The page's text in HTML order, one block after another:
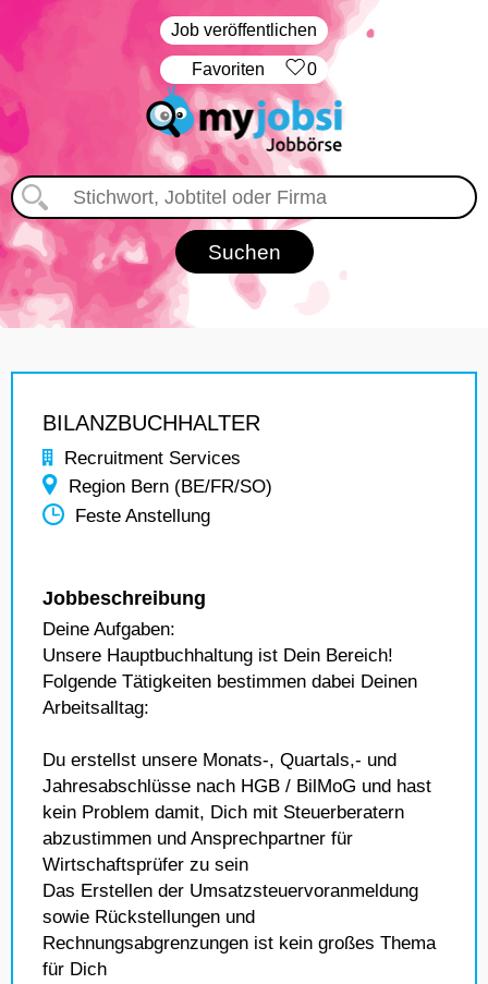
Job veröffentlichen
‏Favoriten 0
BILANZBUCHHALTER
Recruitment Services
Region Bern (BE/FR/SO)
Feste Anstellung
Jobbeschreibung
Deine Aufgaben:
Unsere Hauptbuchhaltung ist Dein Bereich!
Folgende Tätigkeiten bestimmen dabei Deinen
Arbeitsalltag:
Du erstellst unsere Monats-, Quartals,- und
Jahresabschlüsse nach HGB / BilMoG und hast
kein Problem damit, Dich mit Steuerberatern
abzustimmen und Ansprechpartner für
Wirtschaftsprüfer zu sein
Das Erstellen der Umsatzsteuervoranmeldung
sowie Rückstellungen und
Rechnungsabgrenzungen ist kein großes Thema
für Dich